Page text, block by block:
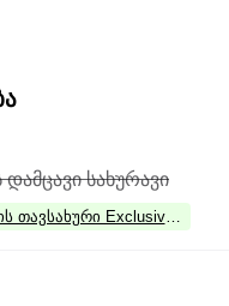
სახურავი
თავსახური Exclusive Design